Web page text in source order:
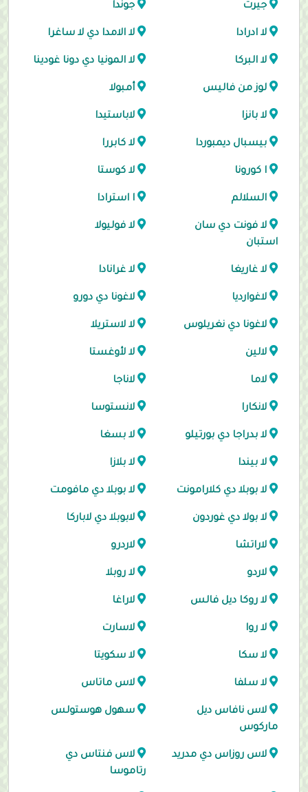
جيرت جوندا
لا ادرادا لا الامدا دي لا ساغرا
لا البركا لا المونيا دي دونا غودينا
لوز من فاليس أمبولا
لا بانزا لاباستيدا
بيسبال ديمبوردا لا كابررا
ا كورونا لا كوستا
السلالم ا استرادا
لا فونت دي سان
استبان
لا فوليولا
لا غاريغا لا غرانادا
لاغوارديا لاغونا دي دورو
لاغونا دي نغريلوس لا لاستريلا
لالين لا لأوغستا
لاما لاناجا
لانكارا لانستوسا
لا بدراجا دي بورتيلو لا بسغا
لا بيندا لا بلازا
لا بوبلا دي كلارامونت لا بوبلا دي مافومت
لا بولا دي غوردون لابوبلا دي لاباركا
لاراتشا لاردرو
لاردو لا روبلا
لا روكا ديل فالس لاراغا
لا روا لاسارت
لا سكا لا سكويتا
لا سلفا لاس ماتاس
لاس نافاس ديل
ماركوس
سهول هوستولس
لاس روزاس دي مدريد
لاس فنتاس دي
رتاموسا